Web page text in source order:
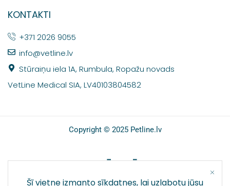
Šī vietne izmanto sīkdatnes, lai uzlabotu jūsu
KONTAKTI
+371 2026 9055
info@vetline.lv
Stūraiņu iela 1A, Rumbula, Ropažu novads
VetLine Medical SIA, LV40103804582
Copyright © 2025 Petline.lv
SOCIĀLIE TĪKLI